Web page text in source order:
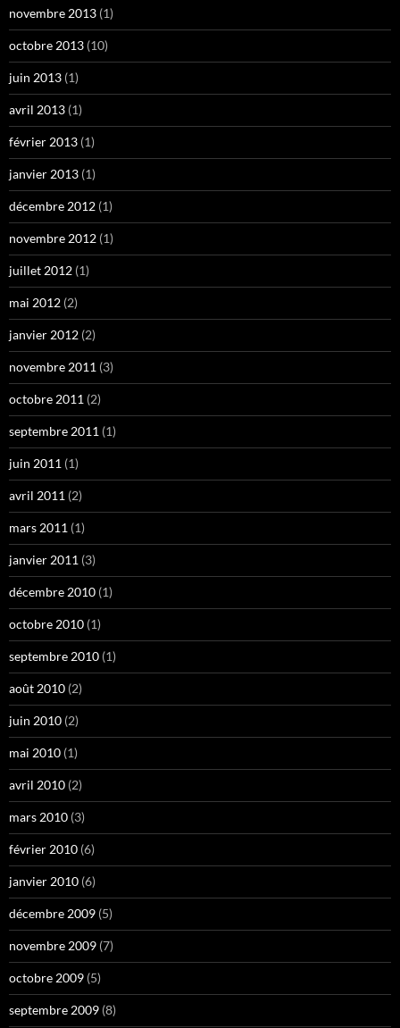
novembre 2013 (1)
octobre 2013 (10)
juin 2013 (1)
avril 2013 (1)
février 2013 (1)
janvier 2013 (1)
décembre 2012 (1)
novembre 2012 (1)
juillet 2012 (1)
mai 2012 (2)
janvier 2012 (2)
novembre 2011 (3)
octobre 2011 (2)
septembre 2011 (1)
juin 2011 (1)
avril 2011 (2)
mars 2011 (1)
janvier 2011 (3)
décembre 2010 (1)
octobre 2010 (1)
septembre 2010 (1)
août 2010 (2)
juin 2010 (2)
mai 2010 (1)
avril 2010 (2)
mars 2010 (3)
février 2010 (6)
janvier 2010 (6)
décembre 2009 (5)
novembre 2009 (7)
octobre 2009 (5)
septembre 2009 (8)